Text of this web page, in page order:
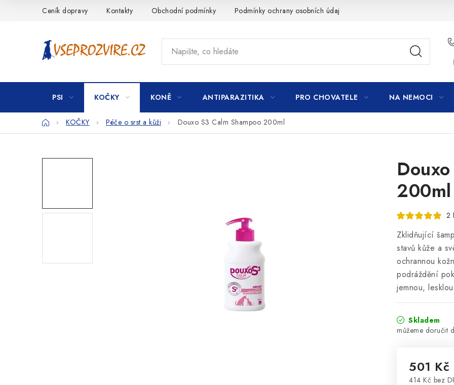
Ceník dopravy Kontakty Obchodní podmínky Podmínky ochrany osobních údajů
PSI KOČKY KONĚ ANTIPARAZITIKA PRO CHOVATELE NA NEMOCI
DomůKOČKY Péče o srst a kůži Douxo S3 Calm Shampoo 200ml
200ml
2
Zklidňující
stavů kůže a
ochrannou
podráždění
jemnou,
Skladem
501 Kč
414 Kč bez